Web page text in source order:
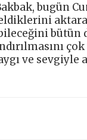
bugün
bütün
ve sevgiyle